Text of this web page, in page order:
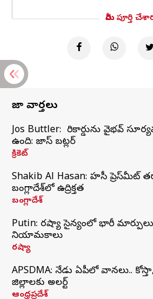
మీరు పూర్తి
తాజా వార్తలు
Jos Buttler: నా రికార్డును వైభవ్
ఉంది: జాస్ బట్లర్
క్రికెట్
Shakib Al Hasan: హసీనా
బంగ్లాదేశ్‌లో ఉద్రిక్తత
బంగ్లాదేశ్
Putin: రష్యా సైన్యంలో భారీ
నియామకాలు
రష్యా
APSDMA: నేడు ఏపీలో వానలు..
జిల్లాలకు అలర్ట్
ఆంధ్రప్రదేశ్